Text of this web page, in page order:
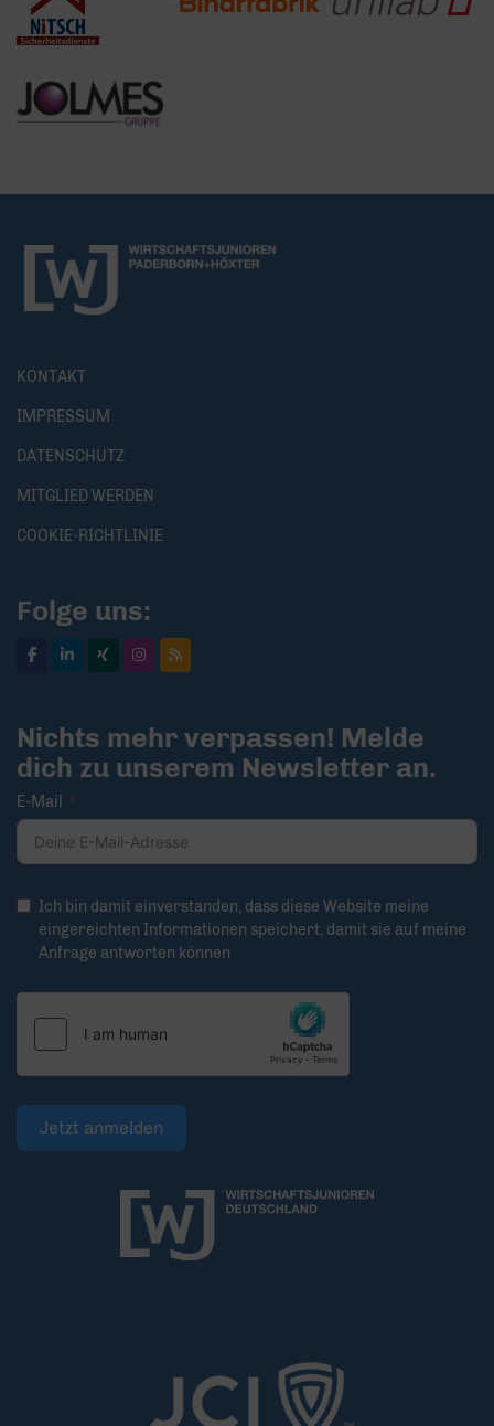
KONTAKT
IMPRESSUM
DATENSCHUTZ
MITGLIED WERDEN
COOKIE-RICHTLINIE
Folge uns:
Nichts mehr verpassen! Melde
dich zu unserem Newsletter an.
E-Mail
Ich bin damit einverstanden, dass diese Website meine
eingereichten Informationen speichert, damit sie auf meine
Anfrage antworten können
Jetzt anmelden